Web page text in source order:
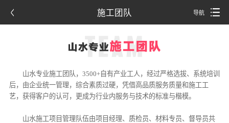
施工团队 导航
山水专业施工团队，3500+自有产业工人，经过严格选拔、系统培训
后，由企业统一管理，综合素质过硬，凭借高品质服务质量和施工工
艺，获得客户的认可，更成为行业内服务与技术的标准与楷模。
山水施工项目管理队伍由项目经理、质检员、材料专员、督导员共